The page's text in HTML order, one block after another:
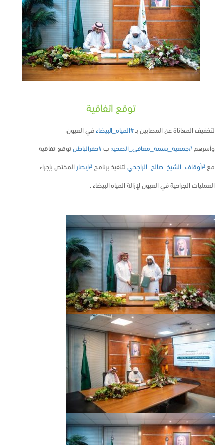
توقع اتفاقية
لتخفيف المعاناة عن المصابين بـ #المياه_البيضاءفي العيون،
وأسرهم#جمعية_بسمة_معافى_الصحيهب#حفرالباطنتوقع اتفاقية
مع#أوقاف_الشيخ_صالح_الراجحيلتنفيذ برنامج#إبصارالمختص بإجراء
العمليات الجراحية في العيون لإزالة المياه البيضاء .